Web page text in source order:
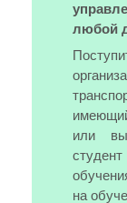
любой
или
на